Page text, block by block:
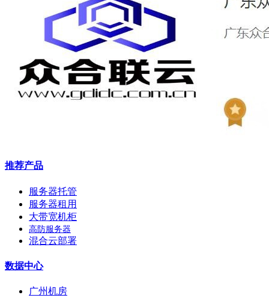
推荐产品
服务器托管
服务器租用
大带宽机柜
高防服务器
混合云部署
数据中心
广州机房